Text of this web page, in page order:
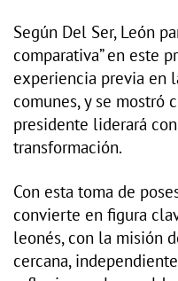
Según Del Ser, León
comparativa” en este
experiencia previa en
comunes, y se mostró
presidente liderará
transformación.
Con esta toma de
convierte en figura
leonés, con la misión
cercana,